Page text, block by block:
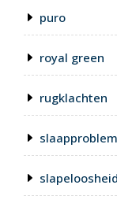
puro
royal green
rugklachten
slapeloosheid